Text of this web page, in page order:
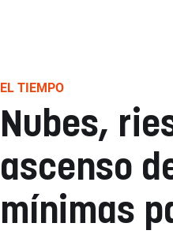
EL TIEMPO
Nubes,
ascenso
mínimas